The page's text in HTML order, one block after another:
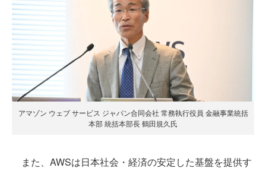
アマゾン ウェブ サービス ジャパン合同会社 常務執行役員 金融事業統括
本部 統括本部長 鶴田規久氏
また、AWSは日本社会・経済の安定した基盤を提供す